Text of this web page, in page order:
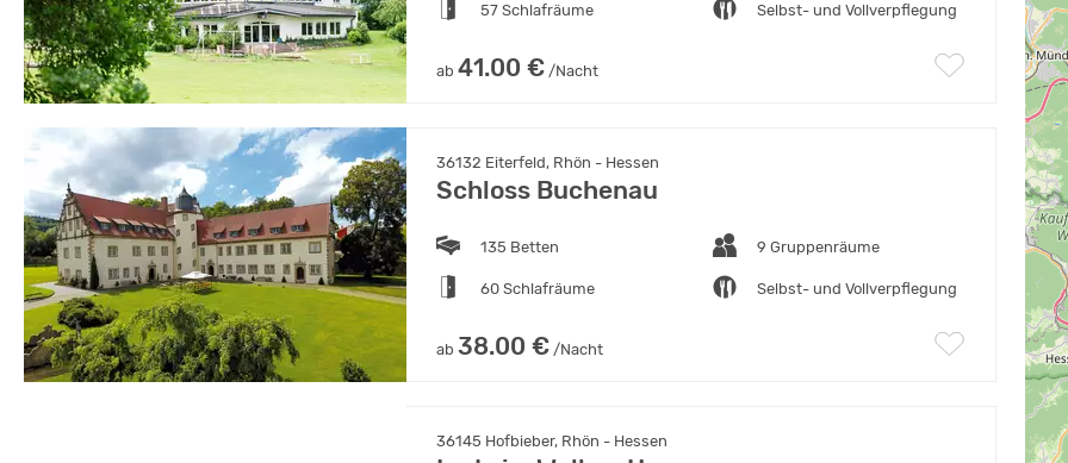
57 Schlafräume Selbst- und Vollverpflegung
ab 41.00 € /Nacht
36132 Eiterfeld, Rhön - Hessen
Schloss Buchenau
135 Betten 9 Gruppenräume
60 Schlafräume Selbst- und Vollverpflegung
ab 38.00 € /Nacht
36145 Hofbieber, Rhön - Hessen